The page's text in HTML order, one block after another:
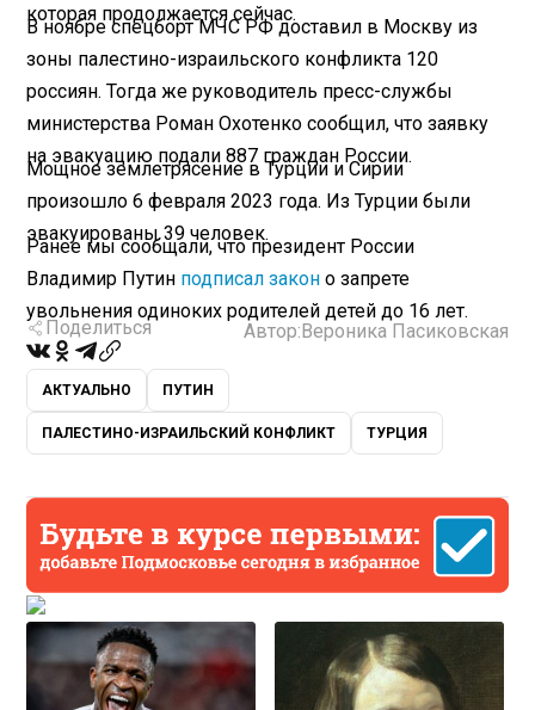
которая продолжается сейчас.
В ноябре спецборт МЧС РФ доставил в Москву из
зоны палестино-израильского конфликта 120
россиян. Тогда же руководитель пресс-службы
министерства Роман Охотенко сообщил, что заявку
на эвакуацию подали 887 граждан России.
Мощное землетрясение в Турции и Сирии
произошло 6 февраля 2023 года. Из Турции были
эвакуированы 39 человек.
Ранее мы сообщали, что президент России
Владимир Путин подписал закон о запрете
увольнения одиноких родителей детей до 16 лет.
Поделиться Автор:Вероника Пасиковская
АКТУАЛЬНО ПУТИН
ПАЛЕСТИНО-ИЗРАИЛЬСКИЙ КОНФЛИКТ ТУРЦИЯ